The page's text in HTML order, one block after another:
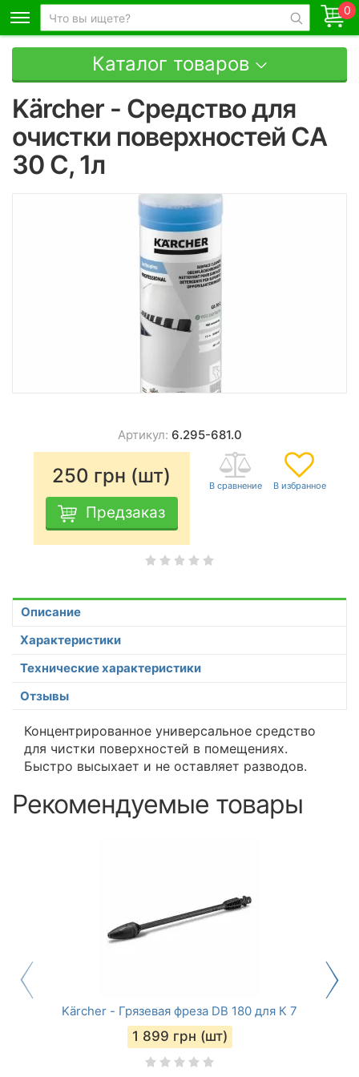
0
Каталог товаров
Kärcher - Средство для
очистки поверхностей CA
30 C, 1л
Артикул: 6.295-681.0
250 грн (шт)
Предзаказ
Описание
Характеристики
Технические характеристики
Отзывы
Концентрированное универсальное средство
для чистки поверхностей в помещениях.
Быстро высыхает и не оставляет разводов.
Рекомендуемые товары
Kärcher - Грязевая фреза DB 180 для К 7
1 899 грн (шт)